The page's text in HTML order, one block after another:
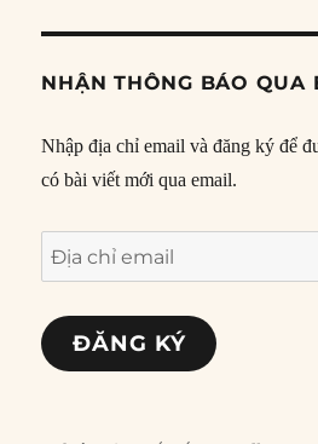
NHẬN THÔNG BÁO QUA
Nhập địa chỉ email và đăng ký để
có bài viết mới qua email.
Địa
chỉ
email
ĐĂNG KÝ